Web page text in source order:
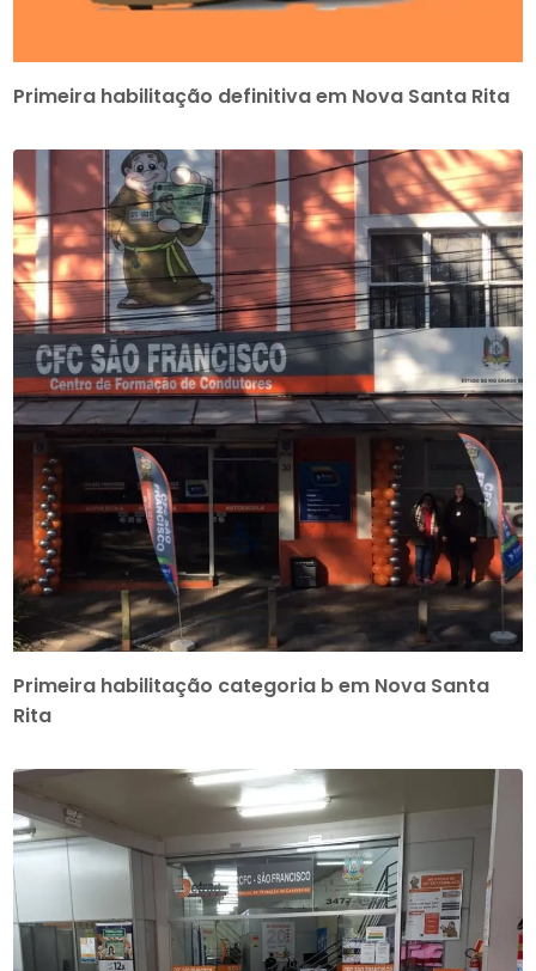
Primeira habilitação definitiva em Nova Santa Rita
Primeira habilitação categoria b em Nova Santa
Rita